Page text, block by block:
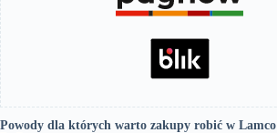
Powody dla których warto zakupy robić w Lamco